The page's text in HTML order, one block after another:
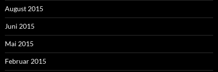
August 2015
Juni 2015
Mai 2015
Februar 2015